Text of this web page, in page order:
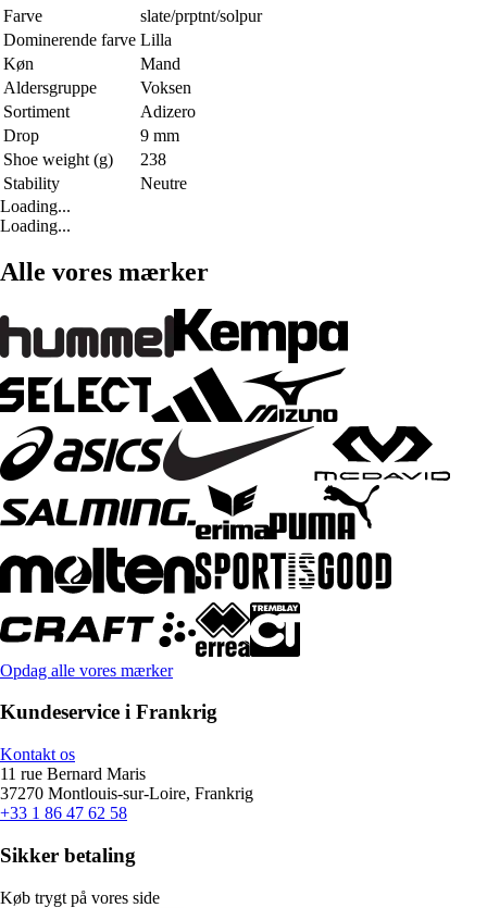
Farve
slate/prptnt/solpur
Dominerende farve Lilla
Køn
Mand
Aldersgruppe
Voksen
Sortiment
Adizero
Drop
9 mm
Shoe weight (g)
238
Stability
Neutre
Loading...
Loading...
Alle vores mærker
Opdag alle vores mærker
Kundeservice i Frankrig
Kontakt os
11 rue Bernard Maris
37270 Montlouis-sur-Loire, Frankrig
+33 1 86 47 62 58
Sikker betaling
Køb trygt på vores side